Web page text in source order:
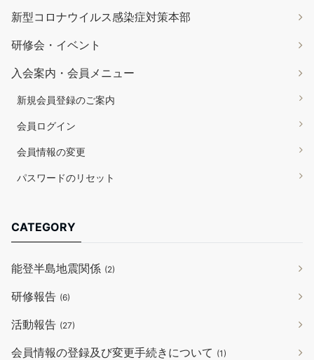
新型コロナウイルス感染症対策本部
研修会・イベント
入会案内・会員メニュー
新規会員登録のご案内
会員ログイン
会員情報の変更
パスワードのリセット
CATEGORY
能登半島地震関係 (2)
研修報告 (6)
活動報告 (27)
会員情報の登録及び変更手続きについて (1)